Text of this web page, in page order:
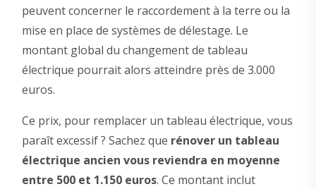
peuvent concerner le raccordement à la terre ou la
mise en place de systèmes de délestage. Le
montant global du changement de tableau
électrique pourrait alors atteindre près de 3.000
euros.
Ce prix, pour remplacer un tableau électrique, vous
paraît excessif ? Sachez que rénover un tableau
électrique ancien vous reviendra en moyenne
entre 500 et 1.150 euros. Ce montant inclut